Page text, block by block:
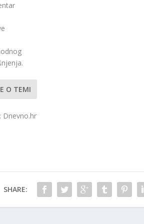
O TEMI
Dnevno.hr
SHARE: